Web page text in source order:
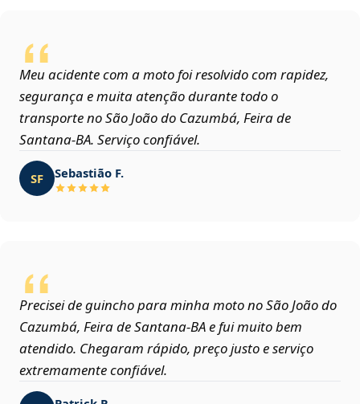
Meu acidente com a moto foi resolvido com rapidez,
segurança e muita atenção durante todo o
transporte no São João do Cazumbá, Feira de
Santana‑BA. Serviço confiável.
SF Sebastião F.
Precisei de guincho para minha moto no São João do
Cazumbá, Feira de Santana‑BA e fui muito bem
atendido. Chegaram rápido, preço justo e serviço
extremamente confiável.